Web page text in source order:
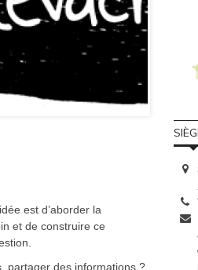
est d’aborder la
et de construire ce
partager des informations ?